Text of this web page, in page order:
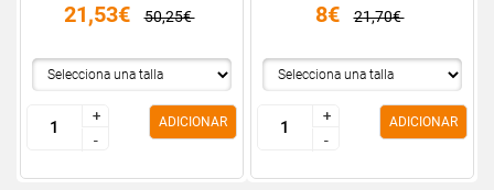
21,53€ 50,25€
+
-
+
-
ADICIONAR
8€ 21,70€
+
-
+
-
ADICIONAR